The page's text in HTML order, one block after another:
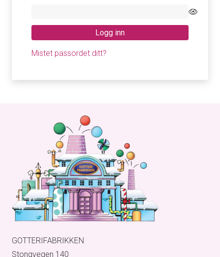
Logg inn
Mistet passordet ditt?
GOTTERIFABRIKKEN
Stongvegen 140